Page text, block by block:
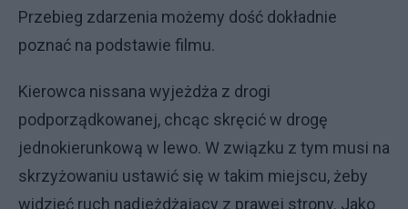
Przebieg zdarzenia możemy dość dokładnie
poznać na podstawie filmu.
Kierowca nissana wyjeżdża z drogi
podporządkowanej, chcąc skręcić w drogę
jednokierunkową w lewo. W związku z tym musi na
skrzyżowaniu ustawić się w takim miejscu, żeby
widzieć ruch nadjeżdżający z prawej strony. Jako